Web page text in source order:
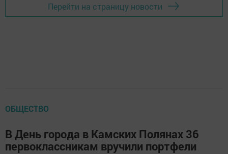
Перейти на страницу новости
ОБЩЕСТВО
В День города в Камских Полянах 36
первоклассникам вручили портфели